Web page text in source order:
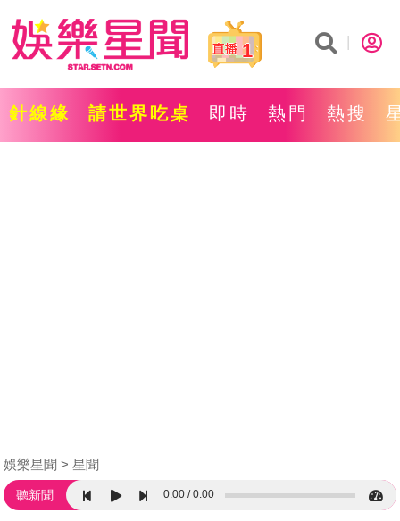
1
針線緣 請世界吃桌 即時 熱門 熱搜
娛樂星聞 星聞
聽新聞 0:00 0:00